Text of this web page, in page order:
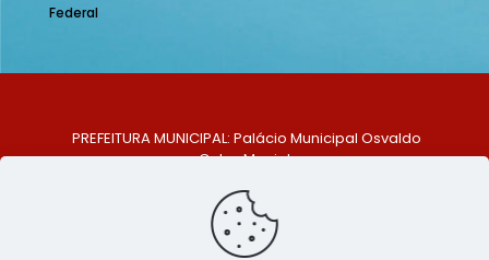
Federal
PREFEITURA MUNICIPAL: Palácio Municipal Osvaldo
Celso Maciel
Centro, São Bento do Una - PE. CEP: 553370-128
TELEFONE: (81) 99548-1569
E-MAIL: ouvidoria@saobentodouna.pe.gov.br